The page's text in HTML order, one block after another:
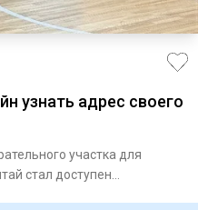
узнать адрес своего
участка для
стал доступен